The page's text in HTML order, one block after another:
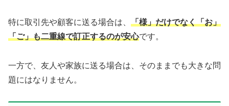
特に取引先や顧客に送る場合は、 「様」だけでなく「お」
「ご」も二重線で訂正するのが安心です。
一方で、友人や家族に送る場合は、そのままでも大きな問
題にはなりません。